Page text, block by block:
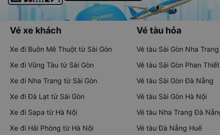
Vé xe khách
Xe đi Buôn Mê Thuột từ Sài Gòn
Xe đi Vũng Tàu từ Sài Gòn
Xe đi Nha Trang từ Sài Gòn
Xe đi Đà Lạt từ Sài Gòn
Xe đi Sapa từ Hà Nội
Xe đi Hải Phòng từ Hà Nội
Vé tàu hỏa
Vé tàu Sài Gòn Nha Trang
Vé tàu Sài Gòn Phan Thiết
Vé tàu Sài Gòn Đà Nẵng
Vé tàu Sài Gòn Hà Nội
Vé tàu Nha Trang Đà
Vé tàu Đà Nẵng Huế